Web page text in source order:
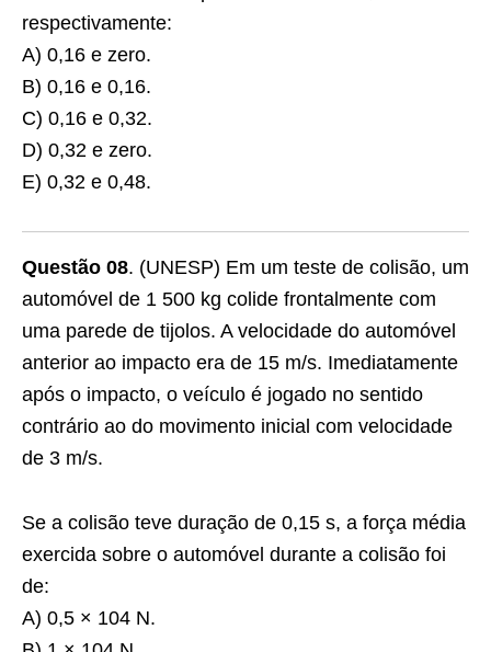
respectivamente:
A) 0,16 e zero.
B) 0,16 e 0,16.
C) 0,16 e 0,32.
D) 0,32 e zero.
E) 0,32 e 0,48.
Questão 08. (UNESP) Em um teste de colisão, um
automóvel de 1 500 kg colide frontalmente com
uma parede de tijolos. A velocidade do automóvel
anterior ao impacto era de 15 m/s. Imediatamente
após o impacto, o veículo é jogado no sentido
contrário ao do movimento inicial com velocidade
de 3 m/s.
Se a colisão teve duração de 0,15 s, a força média
exercida sobre o automóvel durante a colisão foi
de:
A) 0,5 × 104 N.